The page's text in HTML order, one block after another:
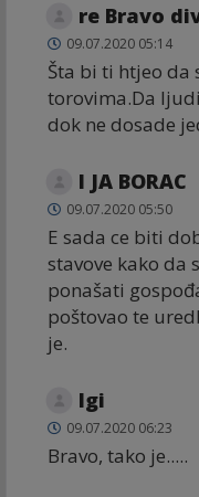
re Bravo
09.07.2020 05:14
Šta bi ti htjeo da
torovima.Da
dok ne dosade
I JA BORAC
09.07.2020 05:50
E sada ce biti
stavove kako da
ponašati
poštovao te
je.
Igi
09.07.2020 06:23
Bravo, tako je.....